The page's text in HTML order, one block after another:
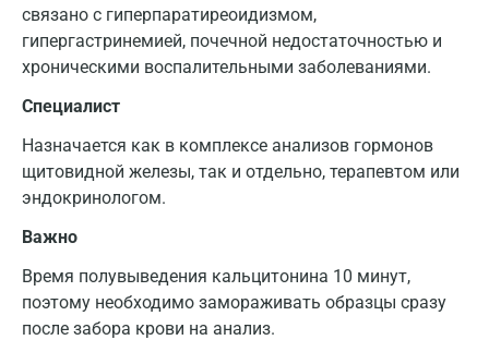
связано с гиперпаратиреоидизмом,
гипергастринемией, почечной недостаточностью и
хроническими воспалительными заболеваниями.
Специалист
Назначается как в комплексе анализов гормонов
щитовидной железы, так и отдельно, терапевтом или
эндокринологом.
Важно
Время полувыведения кальцитонина 10 минут,
поэтому необходимо замораживать образцы сразу
после забора крови на анализ.